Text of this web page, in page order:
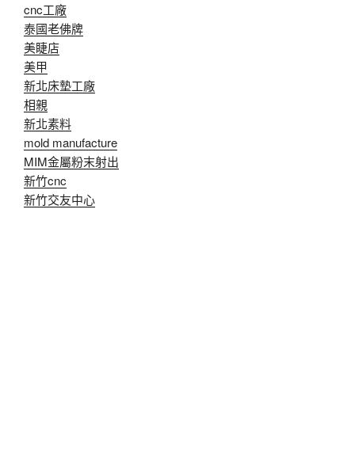
cnc工廠
泰國老佛牌
美睫店
美甲
新北床墊工廠
相親
新北素料
mold manufacture
MIM金屬粉末射出
新竹cnc
新竹交友中心